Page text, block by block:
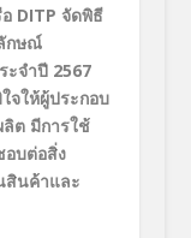
DITP จัดพิธี
กษณ์
ะจำปี 2567
จให้ผู้ประกอบ
ต มีการใช้
อบต่อสิ่ง
สินค้าและ